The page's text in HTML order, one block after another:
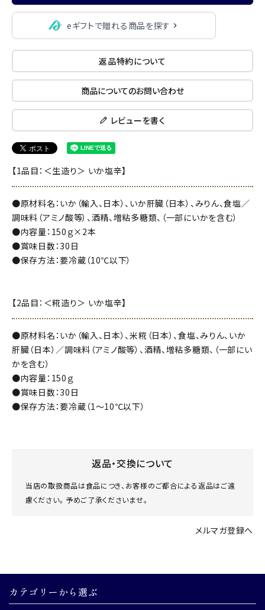
eギフトで贈れる商品を探す
返品特約について
商品についてのお問い合わせ
レビューを書く
【1品目：＜生造り＞ いか塩辛】
●原材料名：いか（輸入、日本）、いか肝臓（日本）、みりん、食塩／
調味料（アミノ酸等）、酒精、増粘多糖類、（一部にいかを含む）
●内容量：150ｇ×2本
●賞味日数：30日
●保存方法：要冷蔵（10℃以下）
【2品目：＜糀造り＞ いか塩辛】
●原材料名：いか（輸入、日本）、米糀（日本）、食塩、みりん、いか
肝臓（日本）／調味料（アミノ酸等）、酒精、増粘多糖類、（一部にい
かを含む）
●内容量：150ｇ
●賞味日数：30日
●保存方法：要冷蔵（1～10℃以下）
返品・交換について
当店の取扱商品は食品につき、お客様のご都合による返品はご遠
慮ください。 予めご了承くださいませ。
メルマガ登録へ
カテゴリーから選ぶ